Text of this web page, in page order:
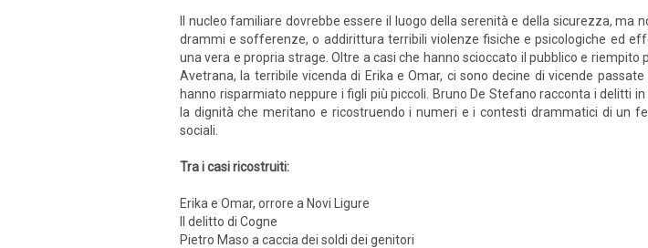
Il nucleo familiare dovrebbe essere il luogo della serenità e della sicurezza,
drammi e sofferenze, o addirittura terribili violenze fisiche e psicologiche ed
una vera e propria strage. Oltre a casi che hanno scioccato il pubblico e
Avetrana, la terribile vicenda di Erika e Omar, ci sono decine di vicende
hanno risparmiato neppure i figli più piccoli. Bruno De Stefano racconta i delitti
la dignità che meritano e ricostruendo i numeri e i contesti drammatici di un
sociali.
Tra i casi ricostruiti:
Erika e Omar, orrore a Novi Ligure
Il delitto di Cogne
Pietro Maso a caccia dei soldi dei genitori